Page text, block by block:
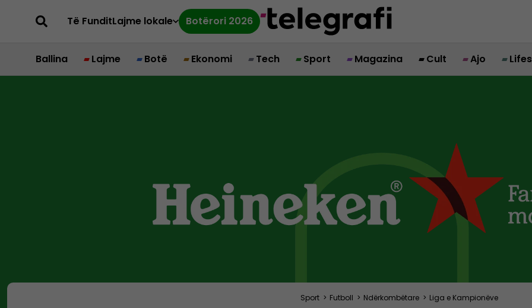
Të FunditLajme lokale Botërori 2026
Ballina Lajme Botë Ekonomi Tech Sport Magazina Cult Ajo
Sport > Futboll > Ndërkombëtare > Liga e Kampionëve